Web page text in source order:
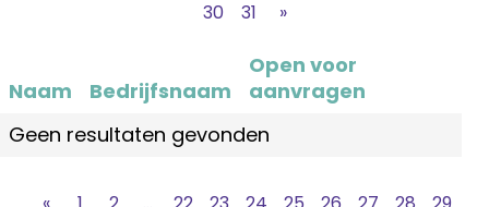
30
31 »
Naam Bedrijfsnaam
Open voor
aanvragen
Geen resultaten gevonden